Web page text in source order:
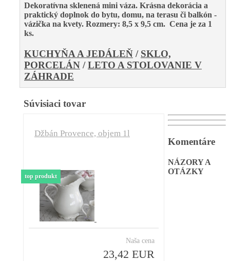
Dekoratívna sklenená mini váza. Krásna dekorácia a
praktický doplnok do bytu, domu, na terasu či balkón -
vázička na kvety. Rozmery: 8,5 x 9,5 cm. Cena je za 1
ks.
KUCHYŇA A JEDÁLEŇ / SKLO,
PORCELÁN /LETO A STOLOVANIE V
ZÁHRADE
Súvisiaci tovar
Džbán Provence, objem 1l
Naša cena
23,42 EUR
top produkt
Komentáre
NÁZORY A
OTÁZKY